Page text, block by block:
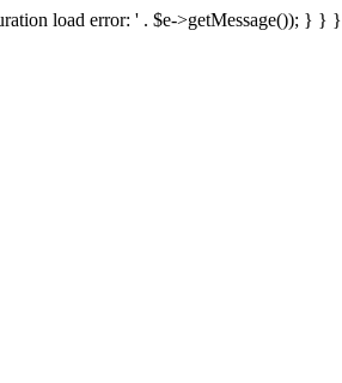
load error: ' . $e->getMessage()); } } }